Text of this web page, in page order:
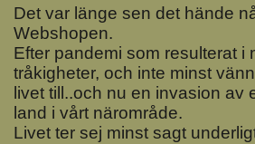
Det var länge sen det hände
Webshopen.
Efter pandemi som resulterat i
tråkigheter, och inte minst
livet till..och nu en invasion av
land i vårt närområde.
Livet ter sej minst sagt